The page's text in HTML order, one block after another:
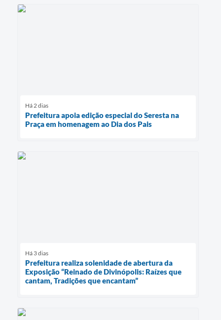
Há 2 dias
Prefeitura apoia edição especial do Seresta na
Praça em homenagem ao Dia dos Pais
Há 3 dias
Prefeitura realiza solenidade de abertura da
Exposição “Reinado de Divinópolis: Raízes que
cantam, Tradições que encantam”